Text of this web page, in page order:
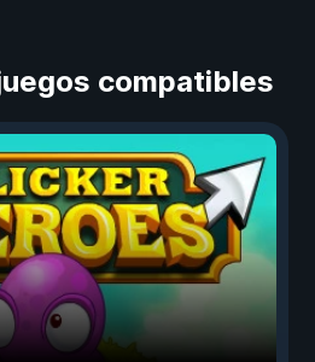
compatibles